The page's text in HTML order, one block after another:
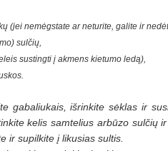
(jei nemėgstate ar neturite, galite ir
sulčių,
sustingti į akmens kietumo ledą),
gabaliukais, išrinkite sėklas ir
kelis samtelius arbūzo sulčių
ir supilkite į likusias sultis.